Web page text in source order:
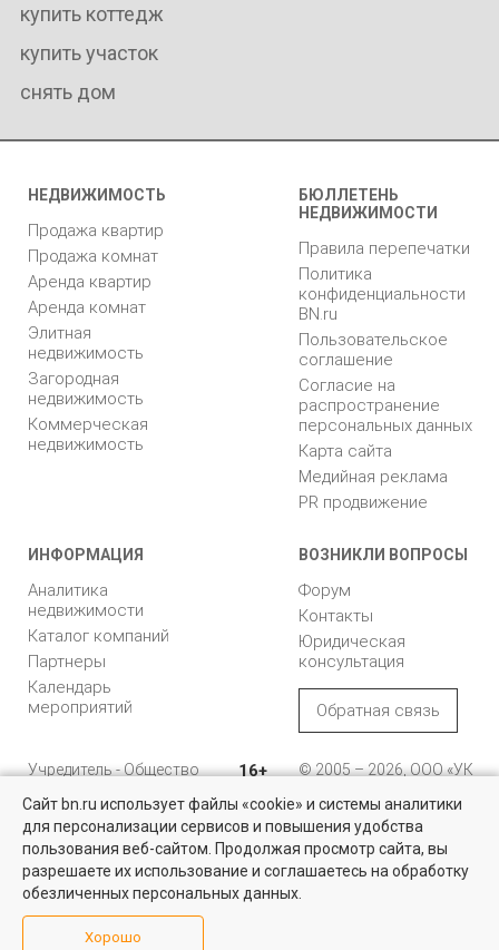
купить коттедж
купить участок
снять дом
НЕДВИЖИМОСТЬ
Продажа квартир
Продажа комнат
Аренда квартир
Аренда комнат
Элитная
недвижимость
Загородная
недвижимость
Коммерческая
недвижимость
БЮЛЛЕТЕНЬ
НЕДВИЖИМОСТИ
Правила перепечатки
Политика
конфиденциальности
BN.ru
Пользовательское
соглашение
Согласие на
распространение
персональных данных
Карта сайта
Медийная реклама
PR продвижение
ИНФОРМАЦИЯ
Аналитика
недвижимости
Каталог компаний
Партнеры
Календарь
мероприятий
ВОЗНИКЛИ ВОПРОСЫ
Форум
Контакты
Юридическая
консультация
Обратная связь
Учредитель - Общество
ответственностью
"Управляющая
компания "Бюллетень
недвижимости"
16+
© 2005 – 2026, ООО «УК
196105, Санкт-
Петербург, пр. Юрия
Гагарина, 1
8 (812) 331-93-56
reklama@bn.ru
Сайт bn.ru использует файлы «cookie» и системы аналитики
для персонализации сервисов и повышения удобства
пользования веб-сайтом. Продолжая просмотр сайта, вы
разрешаете их использование и соглашаетесь на обработку
обезличенных персональных данных.
Хорошо